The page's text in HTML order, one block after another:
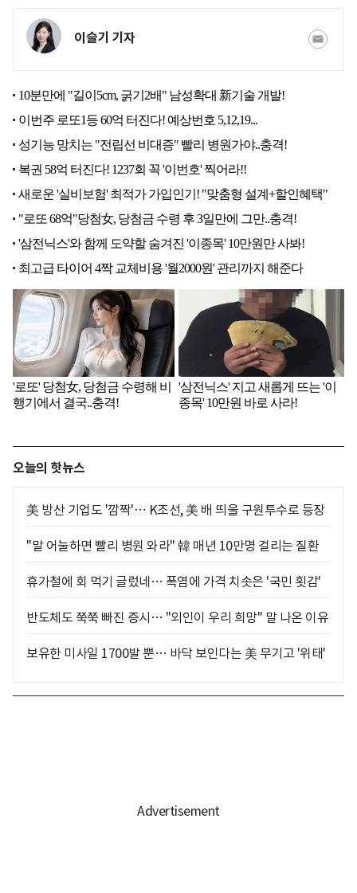
이슬기 기자
오늘의 핫뉴스
美 방산 기업도 '깜짝'… K조선, 美 배 띄울 구원투수로 등장
"말 어눌하면 빨리 병원 와라" 韓 매년 10만명 걸리는 질환
휴가철에 회 먹기 글렀네… 폭염에 가격 치솟은 '국민 횟감'
반도체도 쭉쭉 빠진 증시… "외인이 우리 희망" 말 나온 이유
보유한 미사일 1700발 뿐… 바닥 보인다는 美 무기고 '위태'